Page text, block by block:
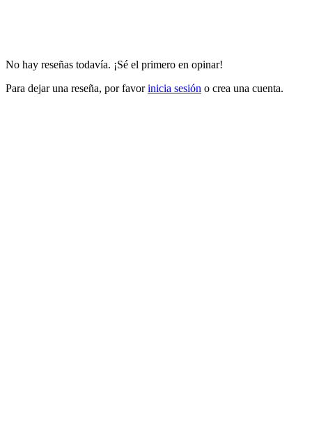
No hay reseñas todavía. ¡Sé el primero en opinar!
Para dejar una reseña, por favorinicia sesión o crea una cuenta.